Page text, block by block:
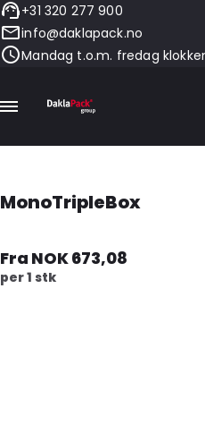
+31 320 277 900
info@daklapack.no
Mandag t.o.m. fredag
MonoTripleBox
Fra NOK 673,08
per 1 stk